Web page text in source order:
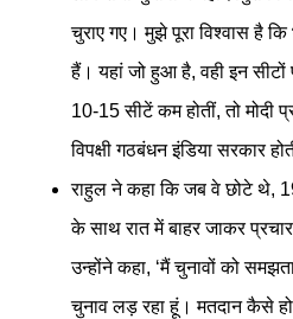
चुराए गए। मुझे पूरा विश्वास है
हैं। यहां जो हुआ है, वही इन
10-15 सीटें कम होतीं, तो मोदी
विपक्षी गठबंधन इंडिया सरकार
राहुल ने कहा कि जब वे छोटे थे,
के साथ रात में बाहर जाकर
उन्होंने कहा, ‘मैं चुनावों को
चुनाव लड़ रहा हूं। मतदान कैसे